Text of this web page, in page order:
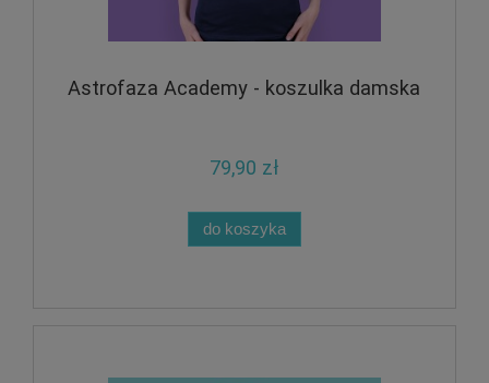
Astrofaza Academy - koszulka damska
79,90 zł
do koszyka